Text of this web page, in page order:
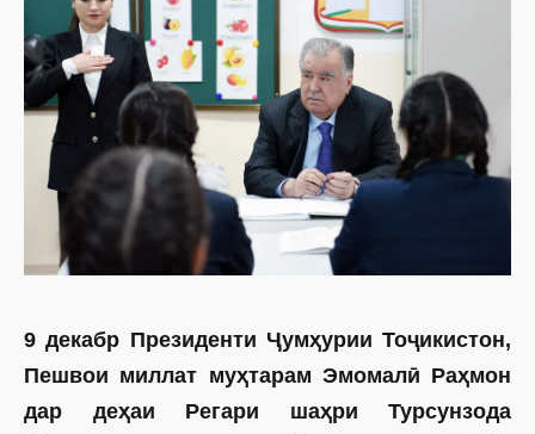
9 декабр Президенти Ҷумҳурии Тоҷикистон,
Пешвои миллат муҳтарам Эмомалӣ Раҳмон
дар деҳаи Регари шаҳри Турсунзода